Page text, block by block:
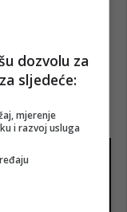
dozvolu za
sljedeće:
mjerenje
i razvoj usluga